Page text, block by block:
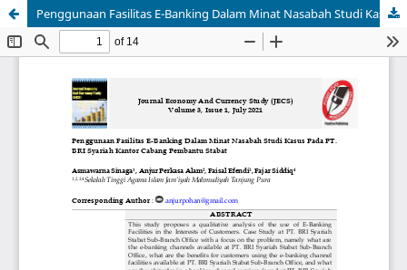
Penggunaan Fasilitas E-Banking Dalam Minat Nasabah Studi Kasus Pada PT. BRI Syariah Kantor Cabang Pembantu Stabat